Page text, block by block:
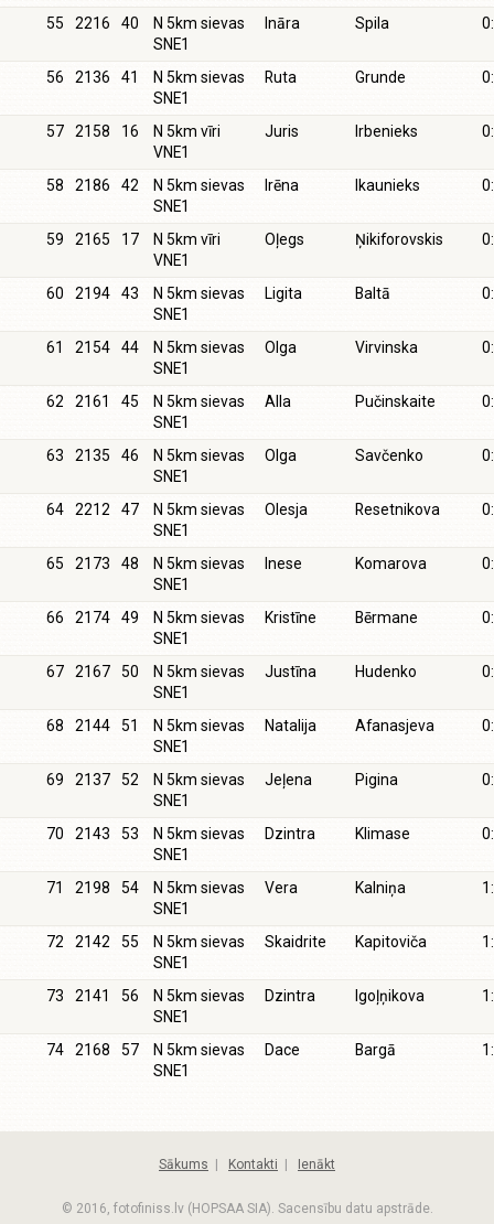
55 2216 40
N 5km sievas
SNE1
Ināra Spila
56 2136 41
N 5km sievas
SNE1
Ruta Grunde
57 2158 16
N 5km vīri
VNE1
Juris Irbenieks
58 2186 42
N 5km sievas
SNE1
Irēna Ikaunieks
59 2165 17
N 5km vīri
VNE1
Oļegs Ņikiforovskis
60 2194 43
N 5km sievas
SNE1
Ligita Baltā
61 2154 44
N 5km sievas
SNE1
Olga Virvinska
62 2161 45
N 5km sievas
SNE1
Alla Pučinskaite
63 2135 46
N 5km sievas
SNE1
Olga Savčenko
64 2212 47
N 5km sievas
SNE1
Olesja Resetnikova
65 2173 48
N 5km sievas
SNE1
Inese Komarova
66 2174 49
N 5km sievas
SNE1
Kristīne Bērmane
67 2167 50
N 5km sievas
SNE1
Justīna Hudenko
68 2144 51
N 5km sievas
SNE1
Natalija Afanasjeva
69 2137 52
N 5km sievas
SNE1
Jeļena Pigina
70 2143 53
N 5km sievas
SNE1
Dzintra Klimase
71 2198 54
N 5km sievas
SNE1
Vera Kalniņa
72 2142 55
N 5km sievas
SNE1
Skaidrite Kapitoviča
73 2141 56
N 5km sievas
SNE1
Dzintra Igoļņikova
74 2168 57
N 5km sievas
SNE1
Dace Bargā
Sākums Kontakti Ienākt
© 2016, fotofiniss.lv (HOPSAA SIA). Sacensību datu apstrāde.